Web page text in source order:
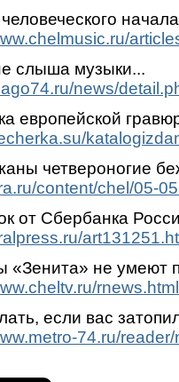
слыша музыки...
news/
европейской
четвероногие
content/chel/05-
от Сбербанка
«Зенита» не умеют
если вас
74.ru/